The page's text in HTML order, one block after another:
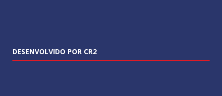
DESENVOLVIDO POR CR2